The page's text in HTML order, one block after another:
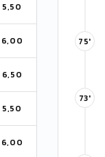
5,50
6,00
6,50
5,50
6,00
75'
73'